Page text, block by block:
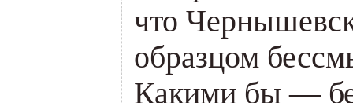
что
образцом
Какими бы —